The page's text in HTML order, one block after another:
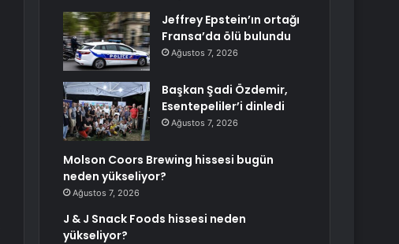
Jeffrey Epstein’ın ortağı
Fransa’da ölü bulundu
Ağustos 7, 2026
Başkan Şadi Özdemir,
Esentepeliler’i dinledi
Ağustos 7, 2026
Molson Coors Brewing hissesi bugün
neden yükseliyor?
Ağustos 7, 2026
J & J Snack Foods hissesi neden
yükseliyor?